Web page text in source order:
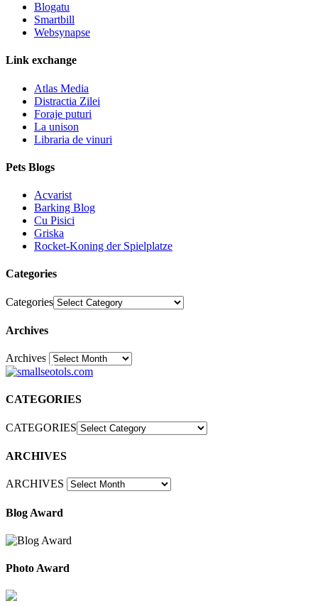
Blogatu
Smartbill
Websynapse
Link exchange
Atlas Media
Distractia Zilei
Foraje puturi
La unison
Libraria de vinuri
Pets Blogs
Acvarist
Barking Blog
Cu Pisici
Griska
Rocket-Koning der Spielplatze
Categories
Categories
Archives
Archives30
CATEGORIES
CATEGORIES
ARCHIVES
ARCHIVES
Blog Award
Photo Award